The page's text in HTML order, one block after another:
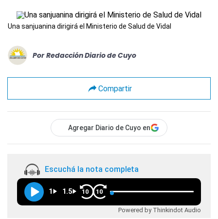
Una sanjuanina dirigirá el Ministerio de Salud de Vidal
Por Redacción Diario de Cuyo
Compartir
Agregar Diario de Cuyo en
Escuchá la nota completa
1 1.5 10 10
Powered by Thinkindot Audio